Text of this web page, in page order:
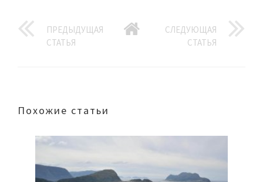
ПРЕДЫДУЩАЯ
СТАТЬЯ
СЛЕДУЮЩАЯ
СТАТЬЯ
Похожие статьи